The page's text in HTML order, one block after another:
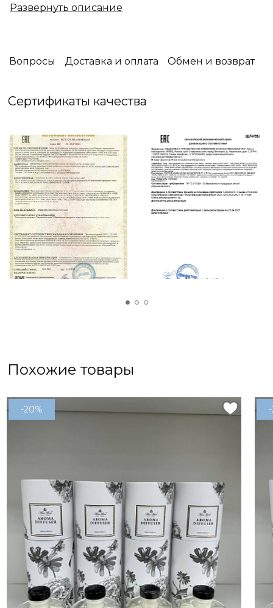
наслаждаться счастливыми моментами вместе с
запахов: фруктовых или цветочных, терпких или
свежих, пряных или сладких.
который будет ассоциироваться с вашим
уютным домом.
Побалуйте себя и окунитесь в свои мечты
вместе с Miss Mari❤️
Вопросы Доставка и оплата Обмен и возврат
Сертификаты качества
Похожие товары
-20%